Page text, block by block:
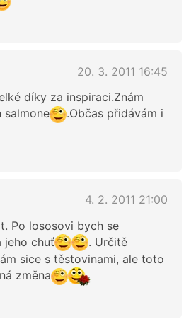
20. 3. 2011 16:45
díky za inspiraci.Znám
salmone
.Občas přidávám i
4. 2. 2011 21:00
Po lososovi bych se
jeho chuť
. Určitě
sice s těstovinami, ale toto
změna